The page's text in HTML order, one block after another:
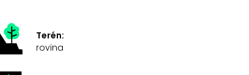
Terén:
rovina